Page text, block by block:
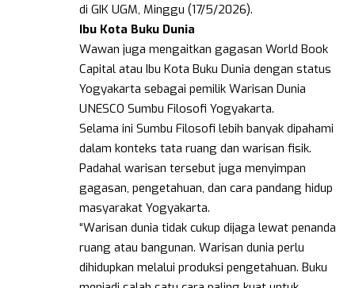
di GIK UGM, Minggu (17/5/2026).
Ibu Kota Buku Dunia
Wawan juga mengaitkan gagasan World Book
Capital atau Ibu Kota Buku Dunia dengan status
Yogyakarta sebagai pemilik Warisan Dunia
UNESCO Sumbu Filosofi Yogyakarta.
Selama ini Sumbu Filosofi lebih banyak dipahami
dalam konteks tata ruang dan warisan fisik.
Padahal warisan tersebut juga menyimpan
gagasan, pengetahuan, dan cara pandang hidup
masyarakat Yogyakarta.
“Warisan dunia tidak cukup dijaga lewat penanda
ruang atau bangunan. Warisan dunia perlu
dihidupkan melalui produksi pengetahuan. Buku